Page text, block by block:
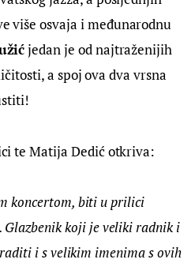
više osvaja i međunarodnu
jedan je od najtraženijih
a spoj ova dva vrsna
te Matija Dedić otkriva:
koncertom, biti u prilici
koji je veliki radnik i
i s velikim imenima s ovih